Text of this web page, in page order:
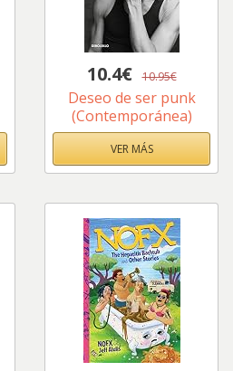
10.4€ 10.95€
Deseo de ser punk
(Contemporánea)
VER MÁS